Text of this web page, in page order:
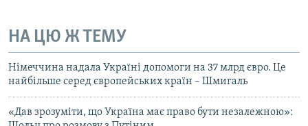
НА ЦЮ Ж ТЕМУ
Німеччина надала Україні допомоги на 37 млрд євро. Це
найбільше серед європейських країн – Шмигаль
«Дав зрозуміти, що Україна має право бути незалежною»: